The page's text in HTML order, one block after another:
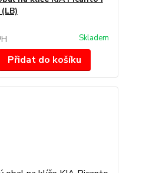
Skladem
Přidat do košíku